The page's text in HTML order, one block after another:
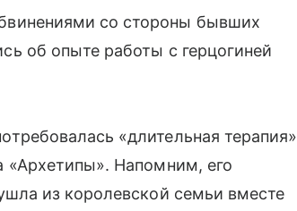
со стороны бывших
об опыте работы с герцогиней
«длительная терапия»
«Архетипы». Напомним, его
из королевской семьи вместе